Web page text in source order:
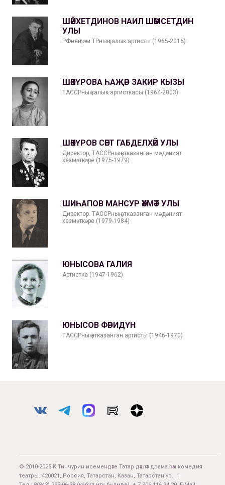
ШӘЙХЕТДИНОВ НАИЛ ШӘМСЕТДИН
УЛЫ
РФнең һәм ТРның халык артисты (1965-2016)
ШӘКҮРОВА ҺАҖӘР ЗАКИР КЫЗЫ
ТАССРның халык артисткасы (1964-2003)
ШӘКҮРОВ СӘЕТ ГАБДЕЛХӘЙ УЛЫ
Директор, ТАССРның атказанган мәдәният
хезмәткәре (1975-1979)
ШИҺАПОВ МАНСУР ӘХМӘТ УЛЫ
Директор. ТАССРның атказанган мәдәният
хезмәткәре (1979-1984)
ЮНЫСОВА ГАЛИЯ
Артистка (1947-1962)
ЮНЫСОВ ФӘРИДҮН
ТАССРның атказанган артисты (1946-1970)
© 2010-2025 К.Тинчурин исемендәге Татар дәүләт драма һәм комедия
театры. 420021, Россия, Татарстан, Казан, Татарстан ур., 1.